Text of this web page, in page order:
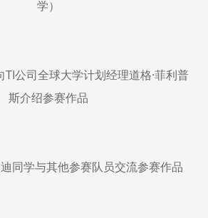
学）
公司全球大学计划经理道格·菲利普
斯介绍参赛作品
同学与其他参赛队员交流参赛作品